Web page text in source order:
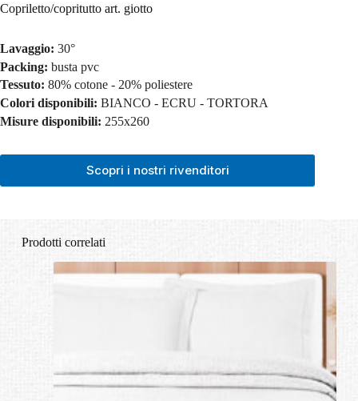
Copriletto/copritutto art. giotto
Lavaggio: 30°
Packing: busta pvc
Tessuto: 80% cotone - 20% poliestere
Colori disponibili: BIANCO - ECRU - TORTORA
Misure disponibili: 255x260
Scopri i nostri rivenditori
Prodotti correlati